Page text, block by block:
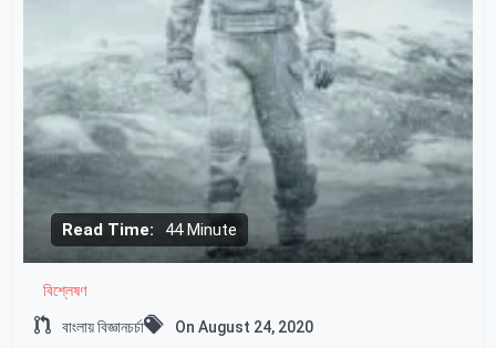
Read Time: 44 Minute
বিশ্লেষণ
বাংলায় বিজ্ঞানচর্চা On August 24, 2020